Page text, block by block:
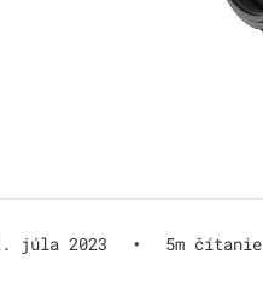
júla 2023 • 5m čítanie